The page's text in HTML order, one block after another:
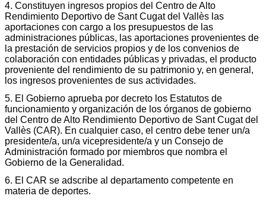
4. Constituyen ingresos propios del Centro de Alto
Rendimiento Deportivo de Sant Cugat del Vallès las
aportaciones con cargo a los presupuestos de las
administraciones públicas, las aportaciones provenientes de
la prestación de servicios propios y de los convenios de
colaboración con entidades públicas y privadas, el producto
proveniente del rendimiento de su patrimonio y, en general,
los ingresos provenientes de sus actividades.
5. El Gobierno aprueba por decreto los Estatutos de
funcionamiento y organización de los órganos de gobierno
del Centro de Alto Rendimiento Deportivo de Sant Cugat del
Vallès (CAR). En cualquier caso, el centro debe tener un/a
presidente/a, un/a vicepresidente/a y un Consejo de
Administración formado por miembros que nombra el
Gobierno de la Generalidad.
6. El CAR se adscribe al departamento competente en
materia de deportes.